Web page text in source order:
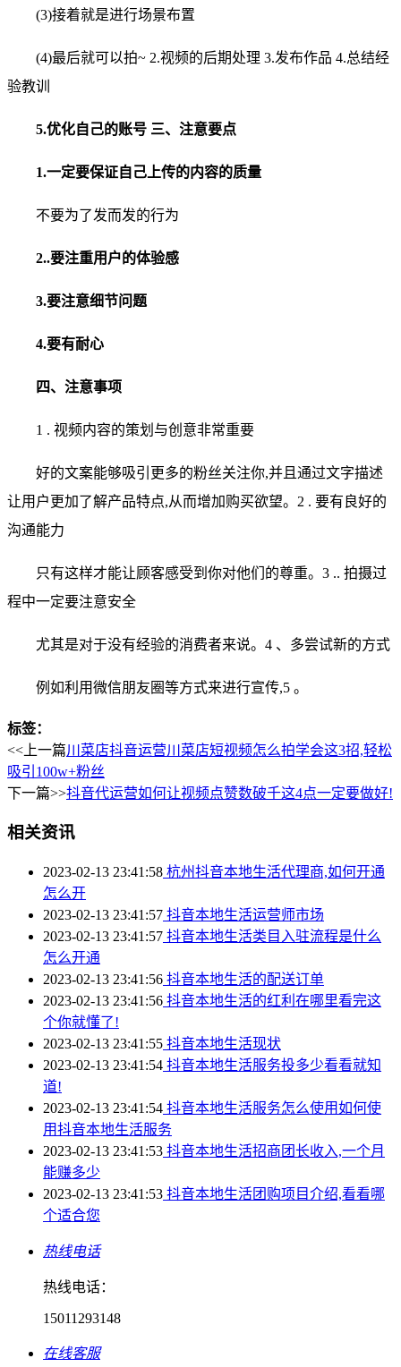
(3)接着就是进行场景布置
(4)最后就可以拍~ 2.视频的后期处理 3.发布作品 4.总结经
验教训
5.优化自己的账号 三、注意要点
1.一定要保证自己上传的内容的质量
不要为了发而发的行为
2..要注重用户的体验感
3.要注意细节问题
4.要有耐心
四、注意事项
1 . 视频内容的策划与创意非常重要
好的文案能够吸引更多的粉丝关注你,并且通过文字描述
让用户更加了解产品特点,从而增加购买欲望。2 . 要有良好的
沟通能力
只有这样才能让顾客感受到你对他们的尊重。3 .. 拍摄过
程中一定要注意安全
尤其是对于没有经验的消费者来说。4 、多尝试新的方式
例如利用微信朋友圈等方式来进行宣传,5 。
标签：
<<上一篇川菜店抖音运营川菜店短视频怎么拍学会这3招,轻松
吸引100w+粉丝
下一篇>>抖音代运营如何让视频点赞数破千这4点一定要做好!
相关资讯
2023-02-13 23:41:58 杭州抖音本地生活代理商,如何开通
怎么开
2023-02-13 23:41:57 抖音本地生活运营师市场
2023-02-13 23:41:57 抖音本地生活类目入驻流程是什么
怎么开通
2023-02-13 23:41:56 抖音本地生活的配送订单
2023-02-13 23:41:56 抖音本地生活的红利在哪里看完这
个你就懂了!
2023-02-13 23:41:55 抖音本地生活现状
2023-02-13 23:41:54 抖音本地生活服务投多少看看就知
道!
2023-02-13 23:41:54 抖音本地生活服务怎么使用如何使
用抖音本地生活服务
2023-02-13 23:41:53 抖音本地生活招商团长收入,一个月
能赚多少
2023-02-13 23:41:53 抖音本地生活团购项目介绍,看看哪
个适合您
热线电话
热线电话：
15011293148
在线客服